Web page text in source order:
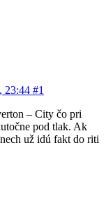
23:44 #1
– City čo pri
pod tlak. Ak
už idú fakt do riti